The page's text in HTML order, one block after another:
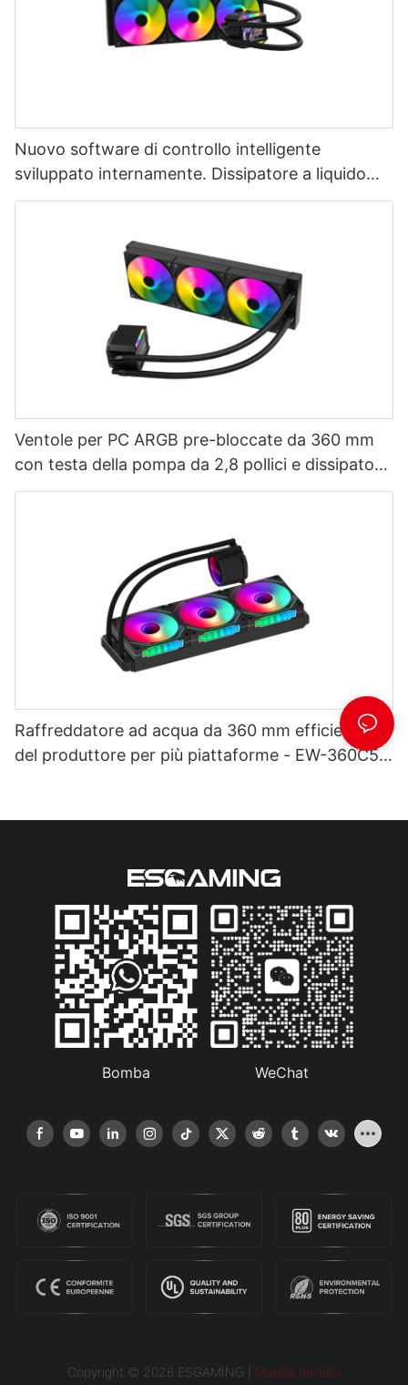
Nuovo software di controllo intelligente
sviluppato internamente. Dissipatore a liquido
AIO per CPU da 360 mm con schermo LCD.
Ventole per PC ARGB pre-bloccate da 360 mm
con testa della pompa da 2,8 pollici e dissipatore
a liquido per CPU AURORA
Raffreddatore ad acqua da 360 mm efficiente
del produttore per più piattaforme - EW-360C5
Bomba WeChat
Copyright © 2026 ESGAMING | Mappa del sito